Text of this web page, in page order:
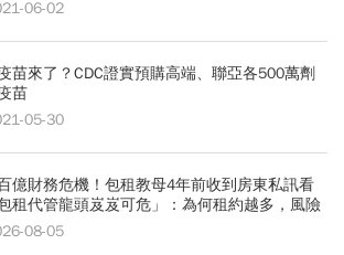
06-02
苗來了？CDC證實預購高端、聯亞各500萬劑
苗
05-30
億財務危機！包租教母4年前收到房東私訊看
租代管龍頭岌岌可危」：為何租約越多，風險
08-05